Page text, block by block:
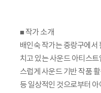
■ 작가 소개
배인숙 작가는 중랑구에서
치고 있는 사운드 아티스
스럽게 사운드 기반 작품
등 일상적인 것으로부터